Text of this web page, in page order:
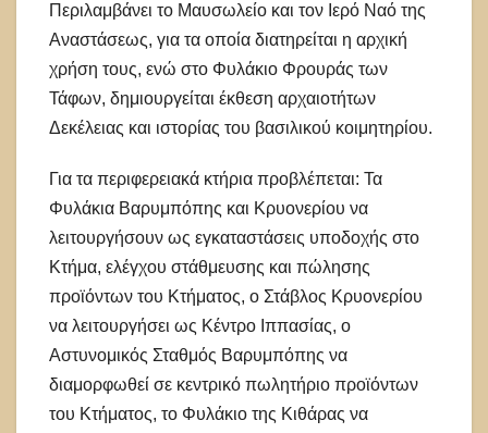
Περιλαμβάνει το Μαυσωλείο και τον Ιερό Ναό της
Αναστάσεως, για τα οποία διατηρείται η αρχική
χρήση τους, ενώ στο Φυλάκιο Φρουράς των
Τάφων, δημιουργείται έκθεση αρχαιοτήτων
Δεκέλειας και ιστορίας του βασιλικού κοιμητηρίου.
Για τα περιφερειακά κτήρια προβλέπεται: Τα
Φυλάκια Βαρυμπόπης και Κρυονερίου να
λειτουργήσουν ως εγκαταστάσεις υποδοχής στο
Κτήμα, ελέγχου στάθμευσης και πώλησης
προϊόντων του Κτήματος, ο Στάβλος Κρυονερίου
να λειτουργήσει ως Κέντρο Ιππασίας, ο
Αστυνομικός Σταθμός Βαρυμπόπης να
διαμορφωθεί σε κεντρικό πωλητήριο προϊόντων
του Κτήματος, το Φυλάκιο της Κιθάρας να